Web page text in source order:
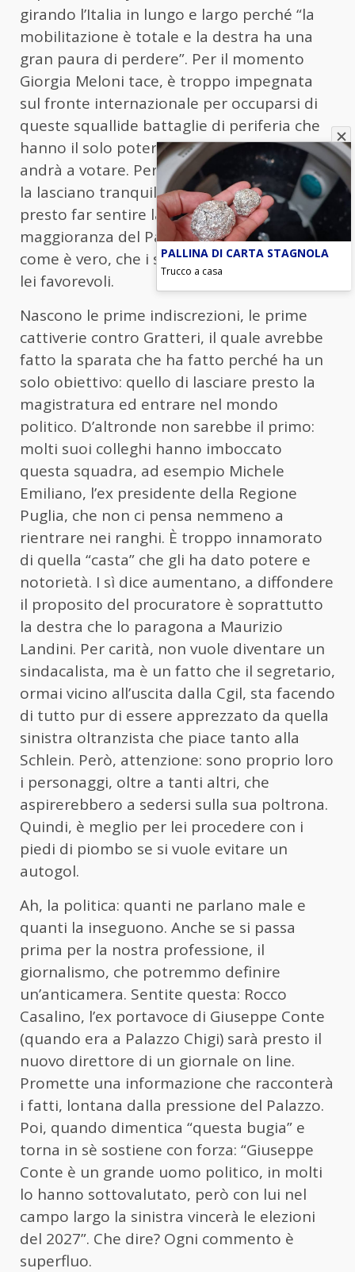
girando l’Italia in lungo e largo perché “la
mobilitazione è totale e la destra ha una
gran paura di perdere”. Per il momento
Giorgia Meloni tace, è troppo impegnata
sul fronte internazionale per occuparsi di
queste squallide battaglie di periferia che
hanno il solo potere di confondere chi
andrà a votare. Però, i suoi fedelissimi non
la lasciano tranquilla, ritengono che dovrà
presto far sentire la sua voce perché la
maggioranza del Paese è con lei, se è vero
come è vero, che i sondaggi sono sempre a
lei favorevoli.
Nascono le prime indiscrezioni, le prime
cattiverie contro Gratteri, il quale avrebbe
fatto la sparata che ha fatto perché ha un
solo obiettivo: quello di lasciare presto la
magistratura ed entrare nel mondo
politico. D’altronde non sarebbe il primo:
molti suoi colleghi hanno imboccato
questa squadra, ad esempio Michele
Emiliano, l’ex presidente della Regione
Puglia, che non ci pensa nemmeno a
rientrare nei ranghi. È troppo innamorato
di quella “casta” che gli ha dato potere e
notorietà. I sì dice aumentano, a diffondere
il proposito del procuratore è soprattutto
la destra che lo paragona a Maurizio
Landini. Per carità, non vuole diventare un
sindacalista, ma è un fatto che il segretario,
ormai vicino all’uscita dalla Cgil, sta facendo
di tutto pur di essere apprezzato da quella
sinistra oltranzista che piace tanto alla
Schlein. Però, attenzione: sono proprio loro
i personaggi, oltre a tanti altri, che
aspirerebbero a sedersi sulla sua poltrona.
Quindi, è meglio per lei procedere con i
piedi di piombo se si vuole evitare un
autogol.
Ah, la politica: quanti ne parlano male e
quanti la inseguono. Anche se si passa
prima per la nostra professione, il
giornalismo, che potremmo definire
un’anticamera. Sentite questa: Rocco
Casalino, l’ex portavoce di Giuseppe Conte
(quando era a Palazzo Chigi) sarà presto il
nuovo direttore di un giornale on line.
Promette una informazione che racconterà
i fatti, lontana dalla pressione del Palazzo.
Poi, quando dimentica “questa bugia” e
torna in sè sostiene con forza: “Giuseppe
Conte è un grande uomo politico, in molti
lo hanno sottovalutato, però con lui nel
campo largo la sinistra vincerà le elezioni
del 2027”. Che dire? Ogni commento è
superfluo.
PALLINA DI CARTA STAGNOLA
Trucco a casa